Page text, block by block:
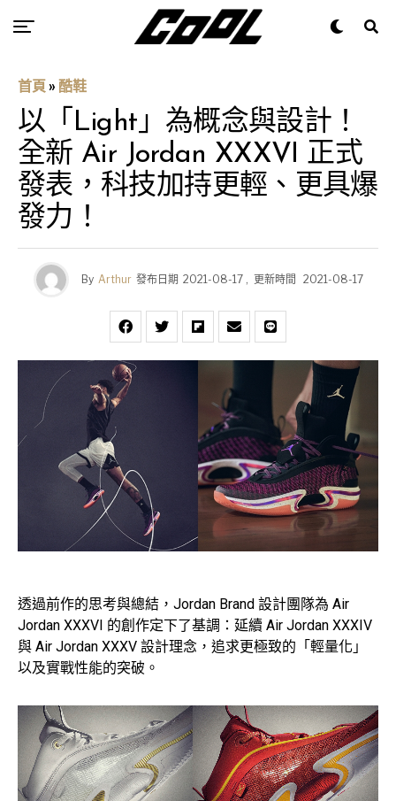
首頁 » 酷鞋
以「Light」為概念與設計！
全新 Air Jordan XXXVI 正式
發表，科技加持更輕、更具爆
發力！
By Arthur 發布日期 2021-08-17, 更新時間 2021-08-17
透過前作的思考與總結，Jordan Brand 設計團隊為 Air
Jordan XXXVI 的創作定下了基調：延續 Air Jordan XXXIV
與 Air Jordan XXXV 設計理念，追求更極致的「輕量化」
以及實戰性能的突破。